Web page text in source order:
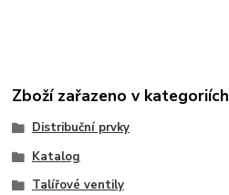
Zboží zařazeno v kategoriích
Distribuční prvky
Katalog
Talířové ventily